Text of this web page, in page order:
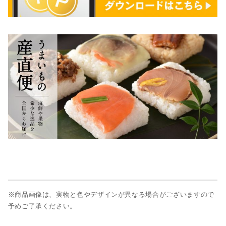
※商品画像は、実物と色やデザインが異なる場合がございますので
予めご了承ください。